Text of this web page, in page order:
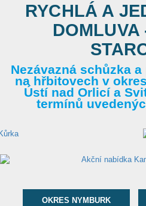
RYCHLÁ A
DOMLUVA
Nezávazná schůzka
na hřbitovech v
Ústí nad Orlicí a
termínů
OKRES NYMBURK